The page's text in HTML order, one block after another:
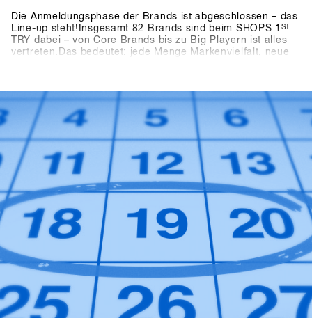
Die Anmeldungsphase der Brands ist abgeschlossen – das
Line-up steht!Insgesamt 82 Brands sind beim SHOPS 1 ST
TRY dabei – von Core Brands bis zu Big Playern ist alles
vertreten.Das bedeutet: jede Menge Markenvielfalt, neue
Brandlist.